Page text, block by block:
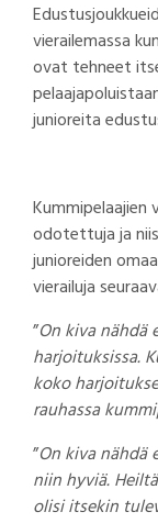
vierailemassa
ovat tehneet
junioreita
odotettuja ja
junioreiden
vierailuja
”On kiva nähdä
harjoituksissa.
koko
rauhassa
”On kiva nähdä
niin hyviä.
olisi itsekin